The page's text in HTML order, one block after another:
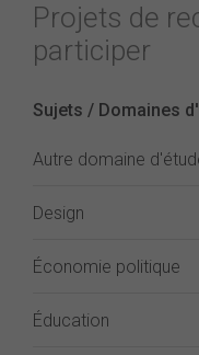
Projets de
participer
Sujets / Domaines
Autre domaine
Design
Économie politique
Éducation